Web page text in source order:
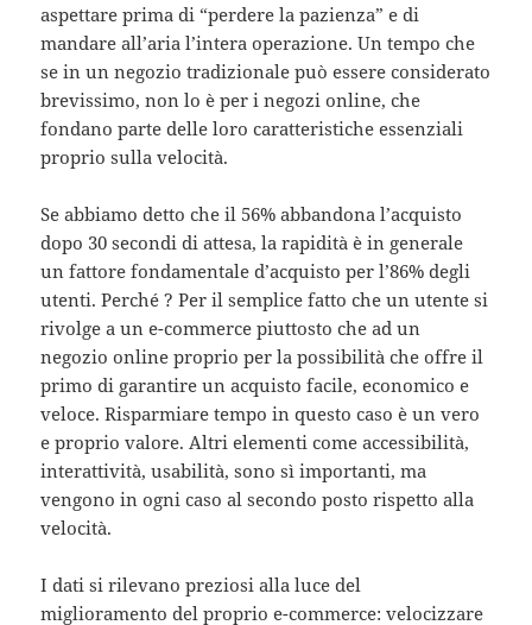
aspettare prima di “perdere la pazienza” e di
mandare all’aria l’intera operazione. Un tempo che
se in un negozio tradizionale può essere considerato
brevissimo, non lo è per i negozi online, che
fondano parte delle loro caratteristiche essenziali
proprio sulla velocità.
Se abbiamo detto che il 56% abbandona l’acquisto
dopo 30 secondi di attesa, la rapidità è in generale
un fattore fondamentale d’acquisto per l’86% degli
utenti. Perché ? Per il semplice fatto che un utente si
rivolge a un e-commerce piuttosto che ad un
negozio online proprio per la possibilità che offre il
primo di garantire un acquisto facile, economico e
veloce. Risparmiare tempo in questo caso è un vero
e proprio valore. Altri elementi come accessibilità,
interattività, usabilità, sono sì importanti, ma
vengono in ogni caso al secondo posto rispetto alla
velocità.
I dati si rilevano preziosi alla luce del
miglioramento del proprio e-commerce: velocizzare